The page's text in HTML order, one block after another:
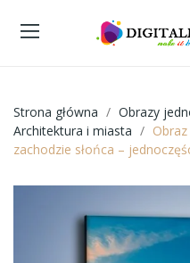
Strona główna Obrazy
Architektura i miasta
zachodzie słońca –